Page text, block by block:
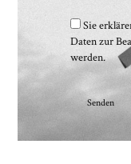
Sie
Daten zur
werden.